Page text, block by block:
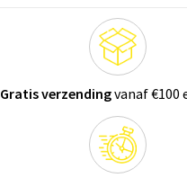
Gratis verzendingvanaf €100